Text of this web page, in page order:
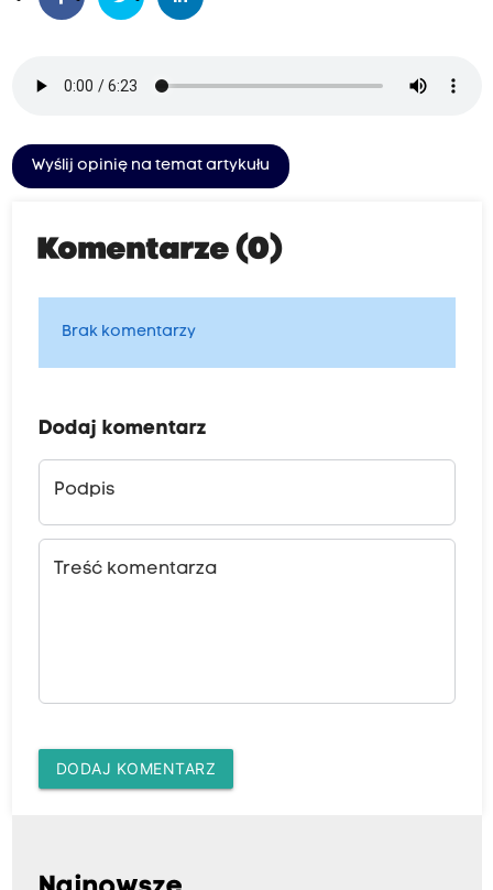
Wyślij opinię na temat artykułu
Komentarze (0)
Brak komentarzy
Dodaj komentarz
Podpis
Treść komentarza
DODAJ KOMENTARZ